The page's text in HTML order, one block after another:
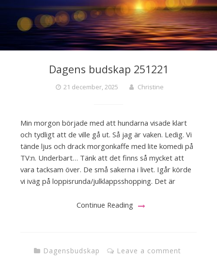
Dagens budskap 251221
21 december, 2025 Christine
Min morgon började med att hundarna visade klart
och tydligt att de ville gå ut. Så jag är vaken. Ledig. Vi
tände ljus och drack morgonkaffe med lite komedi på
TV:n. Underbart… Tänk att det finns så mycket att
vara tacksam över. De små sakerna i livet. Igår körde
vi iväg på loppisrunda/julklappsshopping. Det är
Continue Reading
Dagensbudskap Leave a comment